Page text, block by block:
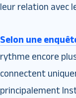
leur relation avec
Selon une
rythme encore
connectent
principalement